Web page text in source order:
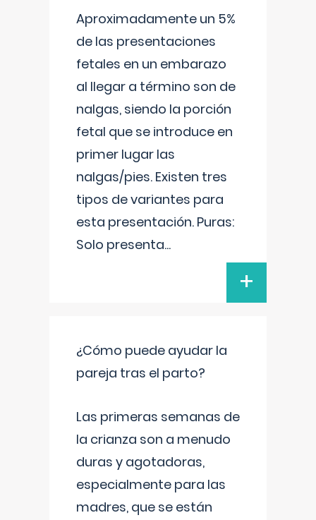
Aproximadamente un 5%
de las presentaciones
fetales en un embarazo
al llegar a término son de
nalgas, siendo la porción
fetal que se introduce en
primer lugar las
nalgas/pies. Existen tres
tipos de variantes para
esta presentación. Puras:
Solo presenta...
+
¿Cómo puede ayudar la
pareja tras el parto?
Las primeras semanas de
la crianza son a menudo
duras y agotadoras,
especialmente para las
madres, que se están